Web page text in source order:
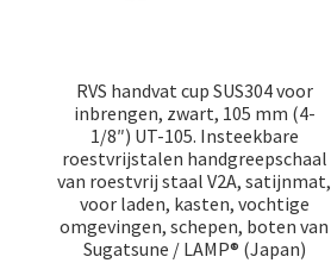
RVS handvat cup SUS304 voor
inbrengen, zwart, 105 mm (4-
1/8″) UT-105. Insteekbare
roestvrijstalen handgreepschaal
van roestvrij staal V2A, satijnmat,
voor laden, kasten, vochtige
omgevingen, schepen, boten van
Sugatsune / LAMP® (Japan)